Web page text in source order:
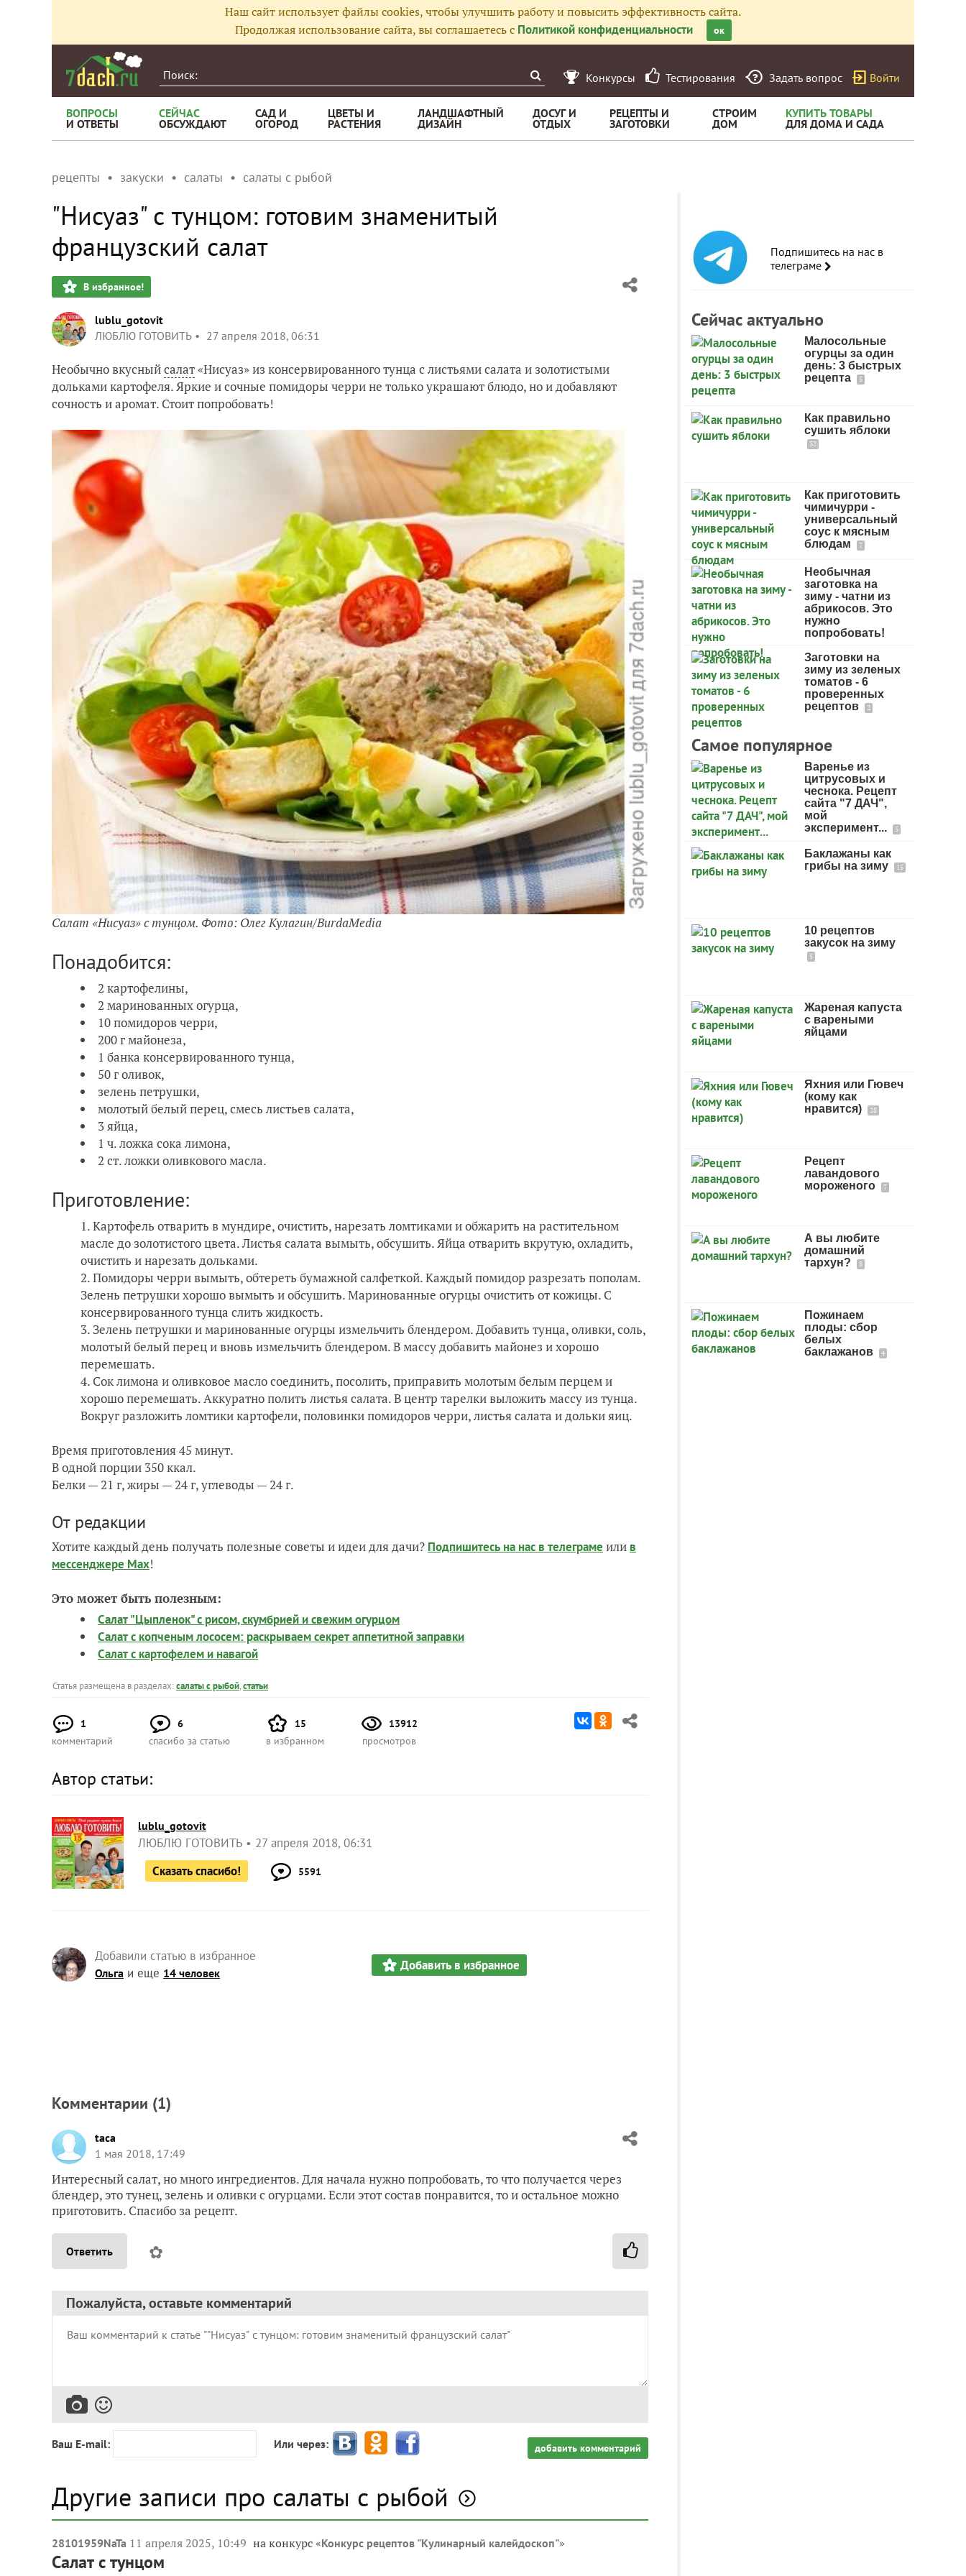
Наш сайт использует файлы cookies, чтобы улучшить работу и повысить эффективность сайта.
Продолжая использование сайта, вы соглашаетесь с Политикой конфиденциальности ок
Конкурсы Тестирования Задать вопрос Войти
ВОПРОСЫ
И ОТВЕТЫ
СЕЙЧАС
ОБСУЖДАЮТ
САД И
ОГОРОД
ЦВЕТЫ И
РАСТЕНИЯ
ЛАНДШАФТНЫЙ
ДИЗАЙН
ДОСУГ И
ОТДЫХ
РЕЦЕПТЫ И
ЗАГОТОВКИ
СТРОИМ
ДОМ
КУПИТЬ ТОВАРЫ
ДЛЯ ДОМА И САДА
рецепты закуски салаты салаты с рыбой
"Нисуаз" с тунцом: готовим знаменитый
французский салат
В избранное!
lublu_gotovit
ЛЮБЛЮ ГОТОВИТЬ
27 апреля 2018, 06:31
Необычно вкусныйсалат«Нисуаз» из консервированного тунца с листьями салата и золотистыми
дольками картофеля. Яркие и сочные помидоры черри не только украшают блюдо, но и добавляют
сочность и аромат. Стоит попробовать!
Салат «Нисуаз» с тунцом. Фото: Олег Кулагин/BurdaMedia
Понадобится:
2 картофелины,
2 маринованных огурца,
10 помидоров черри,
200 г майонеза,
1 банка консервированного тунца,
50 г оливок,
зелень петрушки,
молотый белый перец, смесь листьев салата,
3 яйца,
1 ч. ложка сока лимона,
2 ст. ложки оливкового масла.
Приготовление:
Картофель отварить в мундире, очистить, нарезать ломтиками и обжарить на растительном
масле до золотистого цвета. Листья салата вымыть, обсушить. Яйца отварить вкрутую, охладить,
очистить и нарезать дольками.
Помидоры черри вымыть, обтереть бумажной салфеткой. Каждый помидор разрезать пополам.
Зелень петрушки хорошо вымыть и обсушить. Маринованные огурцы очистить от кожицы. С
консервированного тунца слить жидкость.
Зелень петрушки и маринованные огурцы измельчить блендером. Добавить тунца, оливки, соль,
молотый белый перец и вновь измельчить блендером. В массу добавить майонез и хорошо
перемешать.
Сок лимона и оливковое масло соединить, посолить, приправить молотым белым перцем и
хорошо перемешать. Аккуратно полить листья салата. В центр тарелки выложить массу из тунца.
Вокруг разложить ломтики картофели, половинки помидоров черри, листья салата и дольки яиц.
Время приготовления 45 минут.
В одной порции 350 ккал.
Белки — 21 г, жиры — 24 г, углеводы — 24 г.
От редакции
Хотите каждый день получать полезные советы и идеи для дачи? Подпишитесь на нас в телеграме или в
мессенджере Max!
Это может быть полезным:
Салат "Цыпленок" с рисом, скумбрией и свежим огурцом
Салат с копченым лососем: раскрываем секрет аппетитной заправки
Салат с картофелем и навагой
Статья размещена в разделах:салаты с рыбой,статьи
1
комментарий
6
спасибо за статью
15
в избранном
13912
просмотров
Автор статьи:
lublu_gotovit
ЛЮБЛЮ ГОТОВИТЬ
27 апреля 2018, 06:31
Сказать спасибо!
5591
Добавили статью в избранное
Ольга и еще 14 человек Добавить в избранное
Комментарии (1)
taca
1 мая 2018, 17:49
Интересный салат, но много ингредиентов. Для начала нужно попробовать, то что получается через
блендер, это тунец, зелень и оливки с огурцами. Если этот состав понравится, то и остальное можно
приготовить. Спасибо за рецепт.
Ответить ✿
Пожалуйста, оставьте комментарий
Ваш E-mail: Или через: добавить комментарий
Другие записи про салаты с рыбой
28101959NaTa 11 апреля 2025, 10:49 на конкурс «Конкурс рецептов "Кулинарный калейдоскоп"»
Салат с тунцом
Подпишитесь на нас в
телеграме
Сейчас актуально
Малосольные
огурцы за один
день: 3 быстрых
рецепта
5
Как правильно
сушить яблоки
32
Как приготовить
чимичурри -
универсальный
соус к мясным
блюдам
7
Необычная
заготовка на
зиму - чатни из
абрикосов. Это
нужно
попробовать!
Заготовки на
зиму из зеленых
томатов - 6
проверенных
рецептов
2
Самое популярное
Варенье из
цитрусовых и
чеснока. Рецепт
сайта "7 ДАЧ",
мой
эксперимент...
5
Баклажаны как
грибы на зиму
15
10 рецептов
закусок на зиму
5
Жареная капуста
с вареными
яйцами
Яхния или Гювеч
(кому как
нравится)
28
Рецепт
лавандового
мороженого
7
А вы любите
домашний
тархун?
8
Пожинаем
плоды: сбор
белых
баклажанов
4